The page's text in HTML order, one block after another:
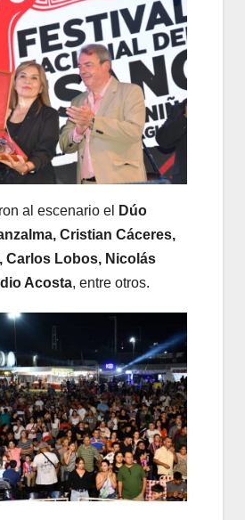
al escenario el
Dúo
Cristian Cáceres,
Carlos Lobos, Nicolás
Acosta, entre otros.